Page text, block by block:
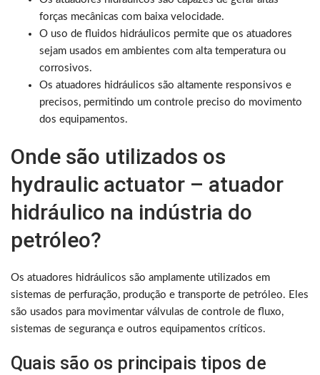
forças mecânicas com baixa velocidade.
O uso de fluidos hidráulicos permite que os atuadores
sejam usados em ambientes com alta temperatura ou
corrosivos.
Os atuadores hidráulicos são altamente responsivos e
precisos, permitindo um controle preciso do movimento
dos equipamentos.
Onde são utilizados os
hydraulic actuator – atuador
hidráulico na indústria do
petróleo?
Os atuadores hidráulicos são amplamente utilizados em
sistemas de perfuração, produção e transporte de petróleo. Eles
são usados para movimentar válvulas de controle de fluxo,
sistemas de segurança e outros equipamentos críticos.
Quais são os principais tipos de